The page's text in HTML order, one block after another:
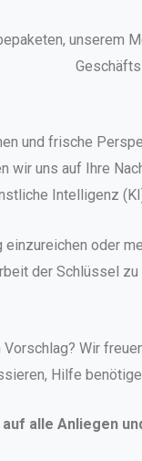
unserem
und frische
wir uns auf Ihre
Intelligenz
oder
der Schlüssel
Wir
Hilfe
alle Anliegen